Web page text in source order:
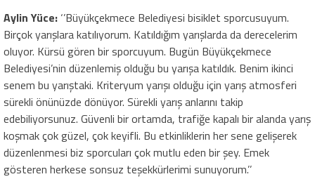
Aylin Yüce: ‘’Büyükçekmece Belediyesi bisiklet sporcusuyum.
Birçok yarışlara katılıyorum. Katıldığım yarışlarda da derecelerim
oluyor. Kürsü gören bir sporcuyum. Bugün Büyükçekmece
Belediyesi’nin düzenlemiş olduğu bu yarışa katıldık. Benim ikinci
senem bu yarıştaki. Kriteryum yarışı olduğu için yarış atmosferi
sürekli önünüzde dönüyor. Sürekli yarış anlarını takip
edebiliyorsunuz. Güvenli bir ortamda, trafiğe kapalı bir alanda yarış
koşmak çok güzel, çok keyifli. Bu etkinliklerin her sene gelişerek
düzenlenmesi biz sporcuları çok mutlu eden bir şey. Emek
gösteren herkese sonsuz teşekkürlerimi sunuyorum.’’